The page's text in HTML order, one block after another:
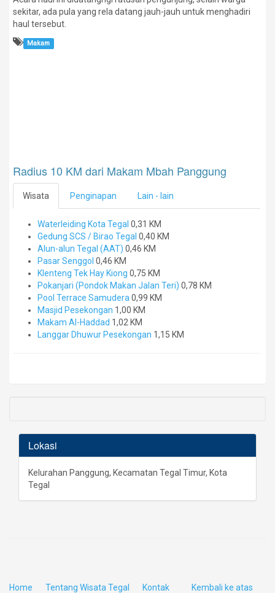
sekitar, ada pula yang rela datang jauh-jauh untuk menghadiri
haul tersebut.
Makam
Radius 10 KM dari Makam Mbah Panggung
Wisata Penginapan Lain - lain
Waterleiding Kota Tegal 0,31 KM
Gedung SCS / Birao Tegal 0,40 KM
Alun-alun Tegal (AAT) 0,46 KM
Pasar Senggol 0,46 KM
Klenteng Tek Hay Kiong 0,75 KM
Pokanjari (Pondok Makan Jalan Teri) 0,78 KM
Pool Terrace Samudera 0,99 KM
Masjid Pesekongan 1,00 KM
Makam Al-Haddad 1,02 KM
Langgar Dhuwur Pesekongan 1,15 KM
Lokasi
Kelurahan Panggung, Kecamatan Tegal Timur, Kota
Tegal
Kembali ke atas
Home Tentang Wisata Tegal Kontak